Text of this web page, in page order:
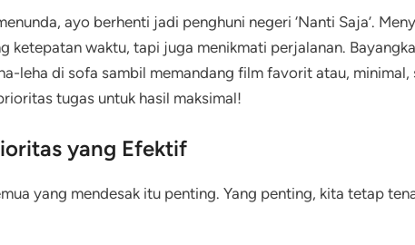
ayo berhenti jadi penghuni negeri ‘Nanti Saja’.
ketepatan waktu, tapi juga menikmati perjalanan.
leha di sofa sambil memandang film favorit atau, minimal,
tugas untuk hasil maksimal!
yang Efektif
yang mendesak itu penting. Yang penting, kita tetap